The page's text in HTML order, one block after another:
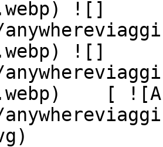
![]
![]
[